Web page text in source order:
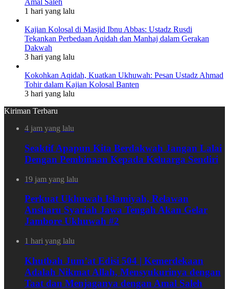
Amal Saleh
1 hari yang lalu
Kajian Kolosal di Masjid Ibnu Abbas: Ustadz Rusdi
Tekankan Perbedaan Aqidah dan Manhaj dalam Gerakan
Dakwah
3 hari yang lalu
Kokohkan Aqidah, Kuatkan Ukhuwah: Pesan Ustadz Ahmad
Tohir dalam Kajian Kolosal Banten
3 hari yang lalu
Kiriman Terbaru
4 jam yang lalu
Seaktif Apapun Kita Berdakwah Jangan Lalai
Dengan Pembinaan Kepada Keluarga Sendiri
19 jam yang lalu
Perkuat Ukhuwah Islamiyah, Relawan
Ansharu Syariah Jawa Tengah Akan Gelar
Jambore Ukhuwah #2
1 hari yang lalu
Khutbah Jum’at Edisi 504 | Kemerdekaan
Adalah Nikmat Allah, Mensyukurinya dengan
Taat dan Menjaganya dengan Amal Saleh